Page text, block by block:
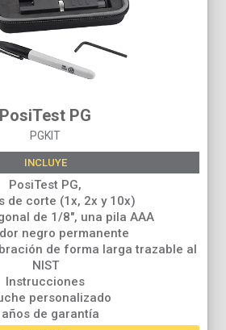
PosiTest PG
PGKIT
INCLUYE
PosiTest PG,
de corte (1x, 2x y 10x)
de 1/8", una pila AAA
negro permanente
de forma larga trazable al
NIST
Instrucciones
personalizado
años de garantía